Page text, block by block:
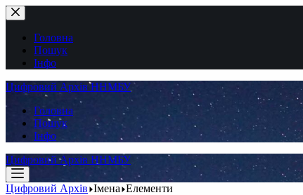
Перейти
до
вмістуГоловна
Пошук
Інфо
Цифровий Архів ННМБУ
Головна
Пошук
Інфо
Цифровий Архів ННМБУ
Цифровий Архів Імена Елементи